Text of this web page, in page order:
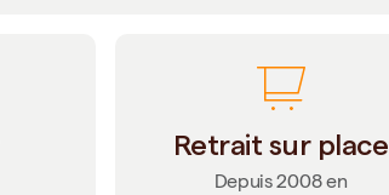
Retrait sur place
Depuis 2008 en